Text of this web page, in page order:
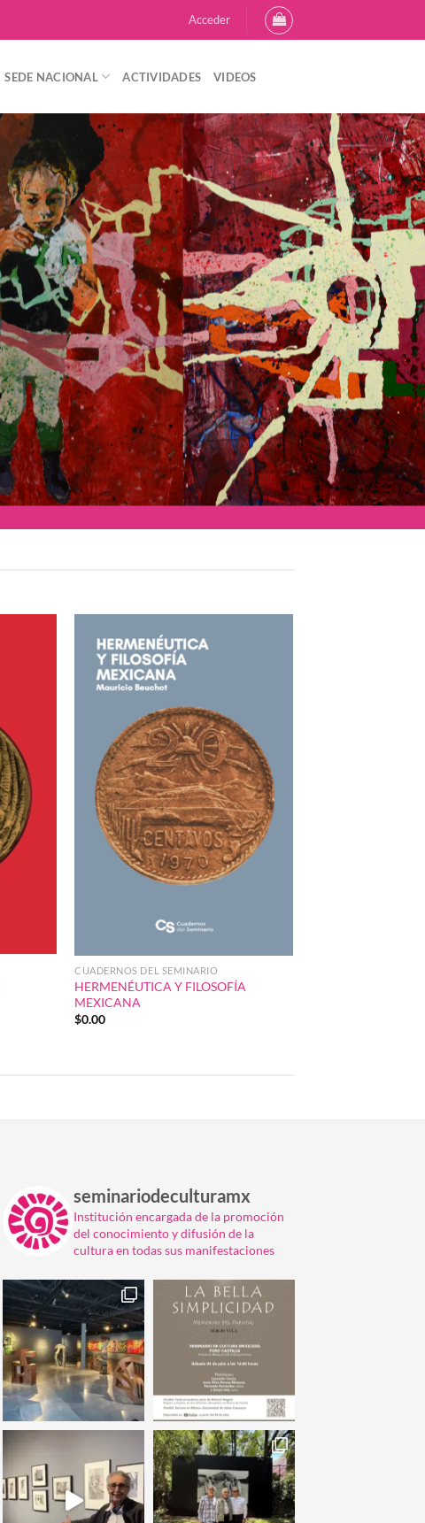
Acceder
SEDE NACIONAL ACTIVIDADES VIDEOS
CUADERNOS DEL SEMINARIO
HERMENÉUTICA Y FILOSOFÍA
MEXICANA
$0.00
seminariodeculturamx
Institución encargada de la promoción
del conocimiento y difusión de la
cultura en todas sus manifestaciones